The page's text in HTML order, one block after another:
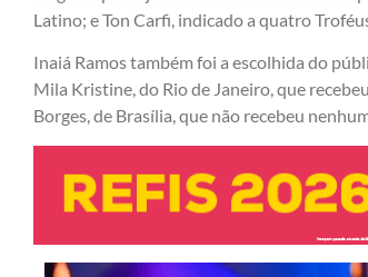
Latino; e Ton Carfi, indicado a quatro
Inaiá Ramos também foi a escolhida do
Mila Kristine, do Rio de Janeiro, que
Borges, de Brasília, que não recebeu